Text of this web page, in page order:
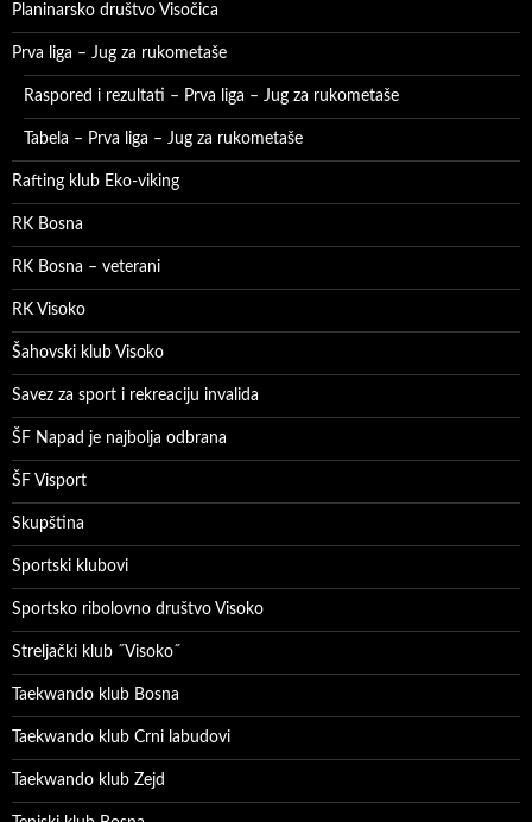
Planinarsko društvo Visočica
Prva liga – Jug za rukometaše
Raspored i rezultati – Prva liga – Jug za rukometaše
Tabela – Prva liga – Jug za rukometaše
Rafting klub Eko-viking
RK Bosna
RK Bosna – veterani
RK Visoko
Šahovski klub Visoko
Savez za sport i rekreaciju invalida
ŠF Napad je najbolja odbrana
ŠF Visport
Skupština
Sportski klubovi
Sportsko ribolovno društvo Visoko
Streljački klub ˝Visoko˝
Taekwando klub Bosna
Taekwando klub Crni labudovi
Taekwando klub Zejd